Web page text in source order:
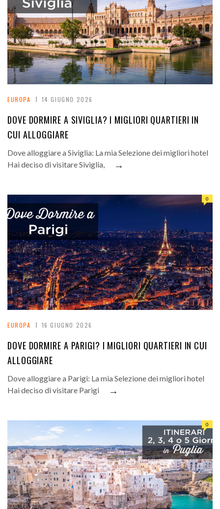
EUROPA 14 GIUGNO 2026
DOVE DORMIRE A SIVIGLIA? I MIGLIORI QUARTIERI IN
CUI ALLOGGIARE
Dove alloggiare a Siviglia: La mia Selezione dei migliori hotel
Hai deciso di visitare Siviglia,
→
EUROPA 16 GIUGNO 2026
0
DOVE DORMIRE A PARIGI? I MIGLIORI QUARTIERI IN CUI
ALLOGGIARE
Dove alloggiare a Parigi: La mia Selezione dei migliori hotel
Hai deciso di visitare Parigi
→
0